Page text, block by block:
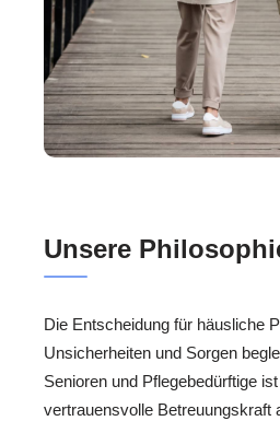
Unsere
Die Entscheidung für häusliche
Unsicherheiten und Sorgen
Senioren und Pflegebedürftige
vertrauensvolle Betreuungskraft